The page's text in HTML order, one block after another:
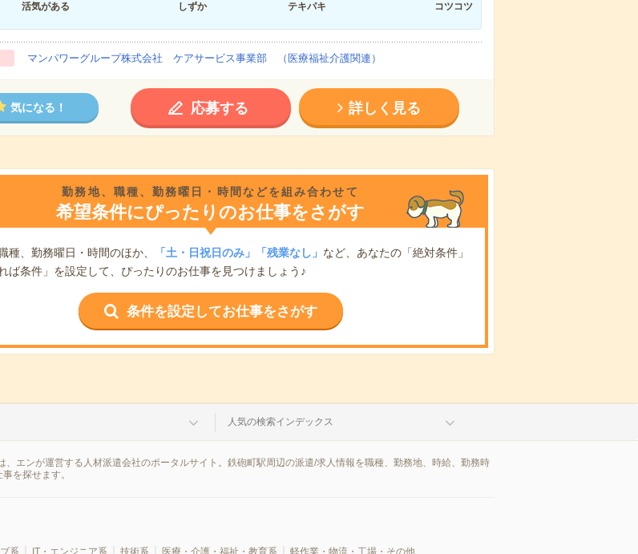
活気がある
しずか
テキパキ
コツコツ
マンパワーグループ株式会社 ケアサービス事業部 （医療福祉介護関連）
気になる！ 応募する 詳しく見る
勤務地、職種、勤務曜日・時間などを組み合わせて
希望条件にぴったりのお仕事をさがす
種、勤務曜日・時間のほか、 「土・日祝日のみ」「残業なし」 など、あなたの「絶対条件」
ば条件」を設定して、ぴったりのお仕事を見つけましょう♪
条件を設定してお仕事をさがす
人気の検索インデックス
エンが運営する人材派遣会社のポータルサイト。鉄砲町駅周辺の派遣/求人情報を職種、勤務地、時給、勤務時
を探せます。
系 IT・エンジニア系 技術系 医療・介護・福祉・教育系 軽作業・物流・工場・その他